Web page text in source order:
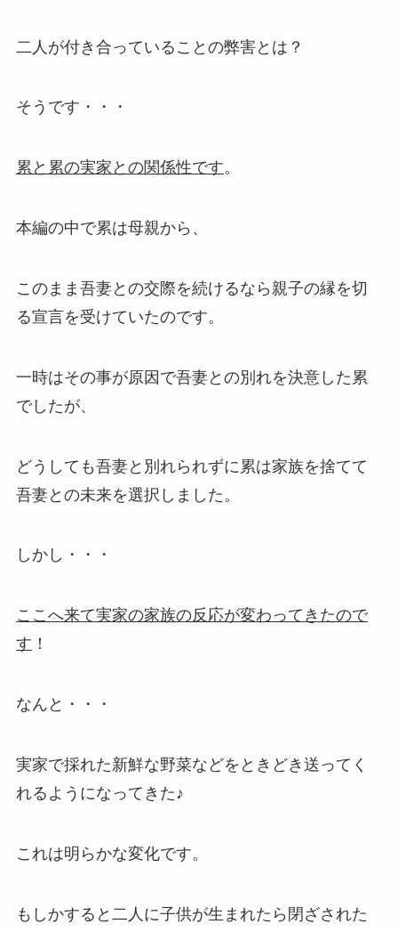
二人が付き合っていることの弊害とは？
そうです・・・
累と累の実家との関係性です。
本編の中で累は母親から、
このまま吾妻との交際を続けるなら親子の縁を切
る宣言を受けていたのです。
一時はその事が原因で吾妻との別れを決意した累
でしたが、
どうしても吾妻と別れられずに累は家族を捨てて
吾妻との未来を選択しました。
しかし・・・
ここへ来て実家の家族の反応が変わってきたので
す ！
なんと・・・
実家で採れた新鮮な野菜などをときどき送ってく
れるようになってきた♪
これは明らかな変化です。
もしかすると二人に子供が生まれたら閉ざされた